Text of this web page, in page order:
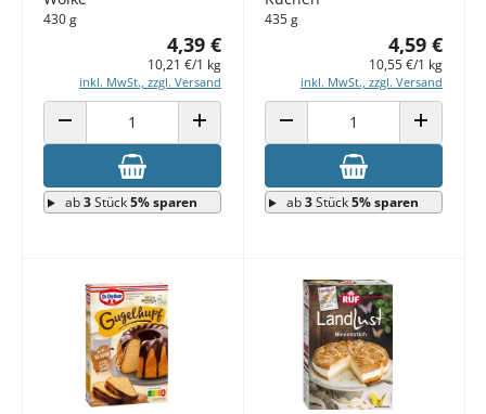
430 g
4,39 €
10,21 €/1 kg
inkl. MwSt., zzgl. Versand
ANZAHL VERRINGERN ANZAHL ERHÖHEN
ab3Stück5% sparen
435 g
4,59 €
10,55 €/1 kg
inkl. MwSt., zzgl. Versand
ANZAHL VERRINGERN ANZAHL
ab3Stück5% sparen